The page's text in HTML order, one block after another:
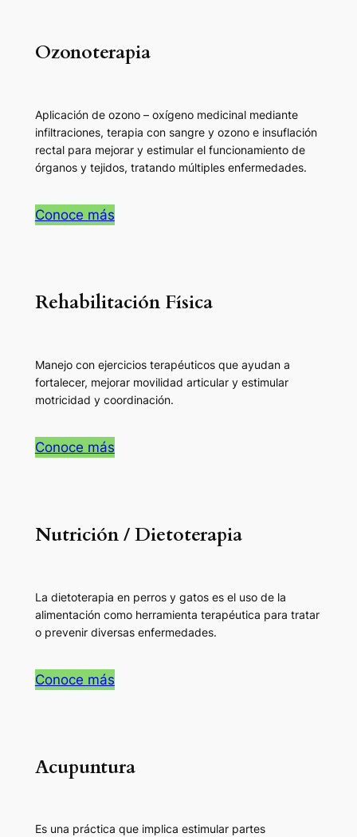
Ozonoterapia
Aplicación de ozono – oxígeno medicinal mediante
infiltraciones, terapia con sangre y ozono e insuflación
rectal para mejorar y estimular el funcionamiento de
órganos y tejidos, tratando múltiples enfermedades.
Conoce más
Rehabilitación Física
Manejo con ejercicios terapéuticos que ayudan a
fortalecer, mejorar movilidad articular y estimular
motricidad y coordinación.
Conoce más
Nutrición / Dietoterapia
La dietoterapia en perros y gatos es el uso de la
alimentación como herramienta terapéutica para tratar
o prevenir diversas enfermedades.
Conoce más
Acupuntura
Es una práctica que implica estimular partes